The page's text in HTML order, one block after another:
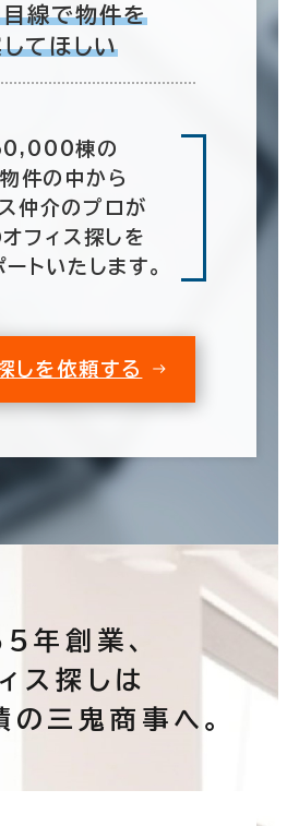
線で物件を
てほしい
棟の
件の中から
仲介のプロが
フィス探しを
トいたします。
しを依頼する
年創業、
ス探しは
三鬼商事へ。